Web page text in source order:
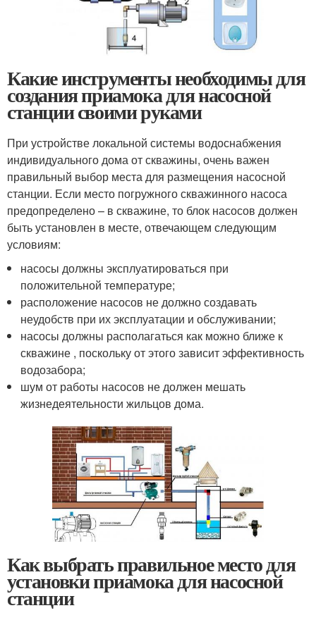
Какие инструменты необходимы для
создания приамока для насосной
станции своими руками
При устройстве локальной системы водоснабжения
индивидуального дома от скважины, очень важен
правильный выбор места для размещения насосной
станции. Если место погружного скважинного насоса
предопределено – в скважине, то блок насосов должен
быть установлен в месте, отвечающем следующим
условиям:
насосы должны эксплуатироваться при
положительной температуре;
расположение насосов не должно создавать
неудобств при их эксплуатации и обслуживании;
насосы должны располагаться как можно ближе к
скважине , поскольку от этого зависит эффективность
водозабора;
шум от работы насосов не должен мешать
жизнедеятельности жильцов дома.
Как выбрать правильное место для
установки приамока для насосной
станции